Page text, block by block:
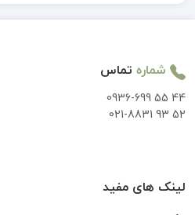
شماره تماس
0936-699 55 44
021-8831 93 52
لینک های مفید